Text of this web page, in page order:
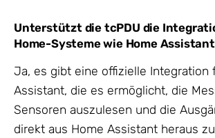
Unterstützt die tcPDU die
Home-Systeme wie Home
Ja, es gibt eine offizielle Integration
Assistant, die es ermöglicht, die
Sensoren auszulesen und die
direkt aus Home Assistant heraus